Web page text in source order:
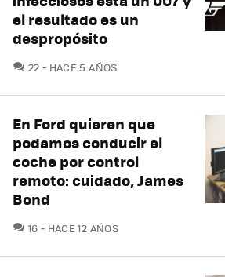
el resultado es un
despropósito
22 COMENTARIOS
HACE 5 AÑOS
En Ford quieren que
podamos conducir el
coche por control
remoto: cuidado, James
Bond
16 COMENTARIOS
HACE 12 AÑOS